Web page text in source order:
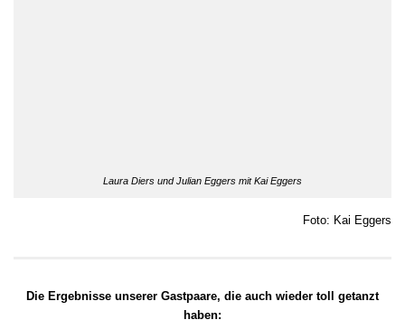
Laura Diers und Julian Eggers mit Kai Eggers
Foto: Kai Eggers
Die Ergebnisse unserer Gastpaare, die auch wieder toll getanzt
haben: